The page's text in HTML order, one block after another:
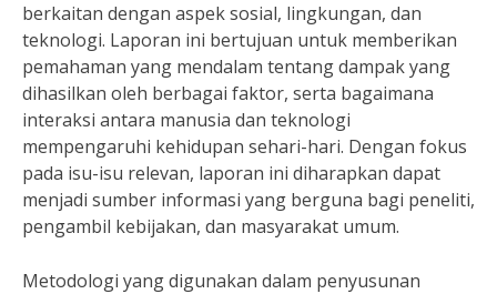
berkaitan dengan aspek sosial, lingkungan, dan
teknologi. Laporan ini bertujuan untuk memberikan
pemahaman yang mendalam tentang dampak yang
dihasilkan oleh berbagai faktor, serta bagaimana
interaksi antara manusia dan teknologi
mempengaruhi kehidupan sehari-hari. Dengan fokus
pada isu-isu relevan, laporan ini diharapkan dapat
menjadi sumber informasi yang berguna bagi peneliti,
pengambil kebijakan, dan masyarakat umum.
Metodologi yang digunakan dalam penyusunan